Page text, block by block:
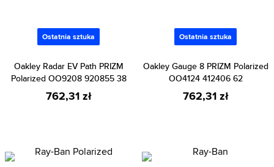
Ostatnia sztuka
Oakley Radar EV Path PRIZM
Polarized OO9208 920855 38
762,31 zł
Ostatnia sztuka
Oakley Gauge 8 PRIZM Polarized
OO4124 412406 62
762,31 zł